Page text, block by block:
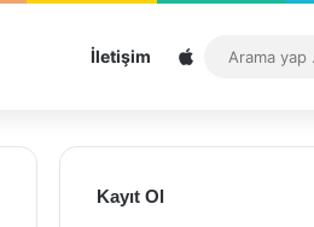
İletişim Sitemap
Kayıt Ol